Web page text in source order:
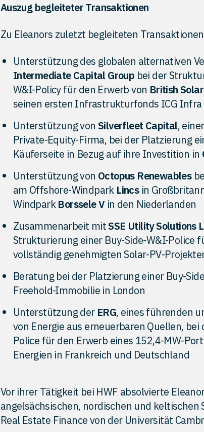
Auszug begleiteter Transaktionen
Zu Eleanors zuletzt begleiteten
Unterstützung des globalen alternativen
Intermediate Capital Group bei der
W&I-Policy für den Erwerb von British
seinen ersten Infrastrukturfonds ICG
Unterstützung von Silverfleet Capital,
Private-Equity-Firma, bei der Platzierung
Käuferseite in Bezug auf ihre Investition in
Unterstützung von Octopus Renewables
am Offshore-Windpark Lincsin
WindparkBorssele Vin den Niederlanden
Zusammenarbeit mitSSE Utility Solutions
Strukturierung einer Buy-Side-W&I-Police
vollständig genehmigten Solar-PV-
Beratung bei der Platzierung einer Buy-
Freehold-Immobilie in London
Unterstützung der ERG, eines führenden
von Energie aus erneuerbaren Quellen,
Police für den Erwerb eines 152,4-MW-
Energien in Frankreich und Deutschland
Vor ihrer Tätigkeit bei HWF absolvierte
angelsächsischen, nordischen und keltischen
Real Estate Finance von der Universität